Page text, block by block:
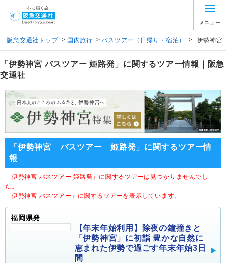
メニュー
阪急交通社トップ > 国内旅行 > バスツアー（日帰り・宿泊） > 伊勢神
「伊勢神宮 バスツアー 姫路発」に関するツアー情報｜阪急
交通社
「伊勢神宮 バスツアー 姫路発」に関するツアー情
報
「伊勢神宮 バスツアー 姫路発」に関するツアーは見つかりませんでし
た。
「伊勢神宮 バスツアー」に関するツアーを表示しています。
福岡県発
【年末年始利用】除夜の鐘撞きと
「伊勢神宮」に初詣 豊かな自然に
恵まれた伊勢で過ごす年末年始3日
間